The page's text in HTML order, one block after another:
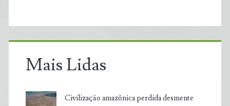
Mais Lidas
Civilização amazônica perdida desmente